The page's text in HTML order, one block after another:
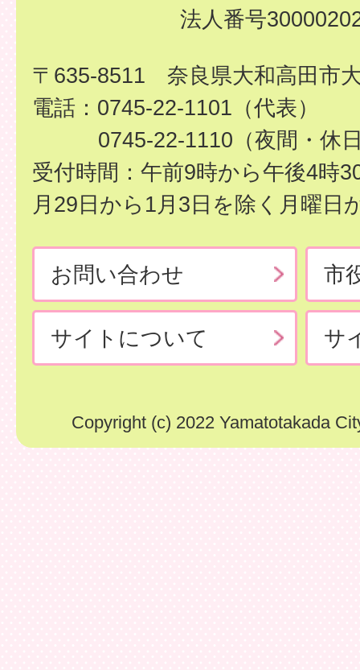
法人番号
〒635-8511 奈良県大和高田市
電話：0745-22-1101（代表）
0745-22-1110（夜間・休
受付時間：午前9時から午後4時
月29日から1月3日を除く月曜日
お問い合わせ 市
サイトについて サ
Copyright (c) 2022 Yamatotakada